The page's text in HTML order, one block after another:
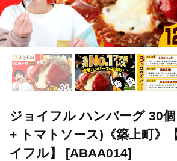
ジョイフル ハンバーグ 30
+ トマトソース)《築上町》
イフル】 [ABAA014]